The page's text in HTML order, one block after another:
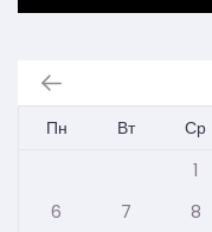
Пн
Вт Ср
1
6
7 8